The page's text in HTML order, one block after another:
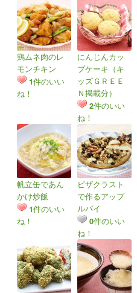
鶏ムネ肉のレ
モンチキン
1件のいい
ね！
にんじんカッ
プケーキ（キ
ッズＧＲＥＥ
Ｎ掲載分）
2件のいい
ね！
帆立缶であん
かけ炒飯
1件のいい
ね！
ピザクラスト
で作るアップ
ルパイ
0件のいい
ね！